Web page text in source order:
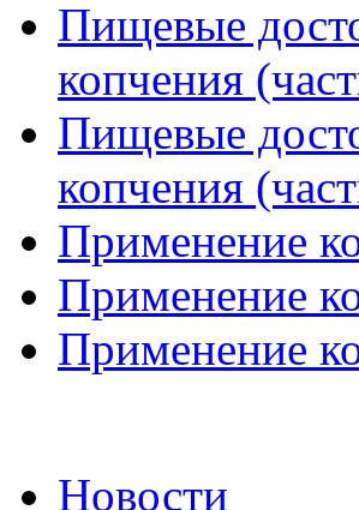
Пищевые
копчения
Пищевые
копчения
Применение
Применение
Применение
Новости